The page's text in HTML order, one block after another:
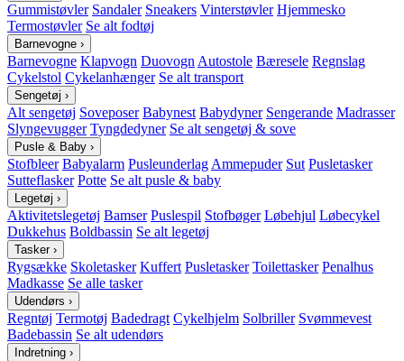
Gummistøvler Sandaler Sneakers Vinterstøvler Hjemmesko
Termostøvler Se alt fodtøj
Barnevogne ›
Barnevogne Klapvogn Duovogn Autostole Bæresele Regnslag
Cykelstol Cykelanhænger Se alt transport
Sengetøj ›
Alt sengetøj Soveposer Babynest Babydyner Sengerande Madrasser
Slyngevugger Tyngdedyner Se alt sengetøj & sove
Pusle & Baby ›
Stofbleer Babyalarm Pusleunderlag Ammepuder Sut Pusletasker
Sutteflasker Potte Se alt pusle & baby
Legetøj ›
Aktivitetslegetøj Bamser Puslespil Stofbøger Løbehjul Løbecykel
Dukkehus Boldbassin Se alt legetøj
Tasker ›
Rygsække Skoletasker Kuffert Pusletasker Toilettasker Penalhus
Madkasse Se alle tasker
Udendørs ›
Regntøj Termotøj Badedragt Cykelhjelm Solbriller Svømmevest
Badebassin Se alt udendørs
Indretning ›